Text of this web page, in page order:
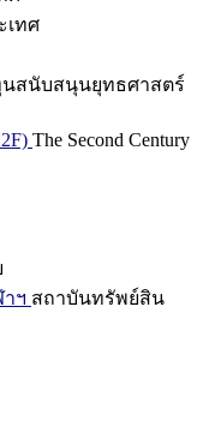
เทศ
สนับสนุนยุทธศาสตร์
The Second Century
ฯ สถาบันทรัพย์สิน